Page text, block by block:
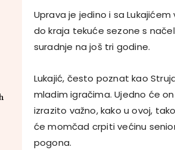
Uprava je jedino i sa
do kraja tekuće sezone s
suradnje na još tri godine.
Lukajić, često poznat kao
mladim igračima. Ujedno će
izrazito važno, kako u ovoj,
će momčad crpiti većinu
pogona.